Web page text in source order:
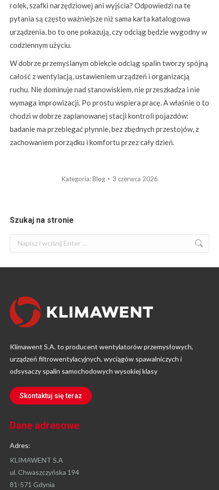
rolek, szafki narzędziowej ani wyjścia? Odpowiedzi na te
pytania są często ważniejsze niż sama karta katalogowa
urządzenia, bo to one pokazują, czy odciąg będzie wygodny w
codziennym użyciu.
W dobrze przemyślanym obiekcie odciąg spalin tworzy spójną
całość z wentylacją, ustawieniem urządzeń i organizacją
ruchu. Nie dominuje nad stanowiskiem, nie przeszkadza i nie
wymaga improwizacji. Po prostu wspiera pracę. A właśnie o to
chodzi w dobrze zaplanowanej stacji kontroli pojazdów:
badanie ma przebiegać płynnie, bez zbędnych przestojów, z
zachowaniem porządku i komfortu przez cały dzień.
Kategoria:Blog 3 czerwca 2026
Szukaj na stronie
Szukaj:
Klimawent S.A. to producent wentylatorów przemysłowych,
urządzeń filtrowentylacyjnych, wyciągów spawalniczych i
odsysaczy spalin samochodowych wysokiej klasy
Skontaktuj się teraz
Dane adresowe
Adres:
KLIMAWENT S.A
ul. Chwaszczyńska 194
81-571 Gdynia